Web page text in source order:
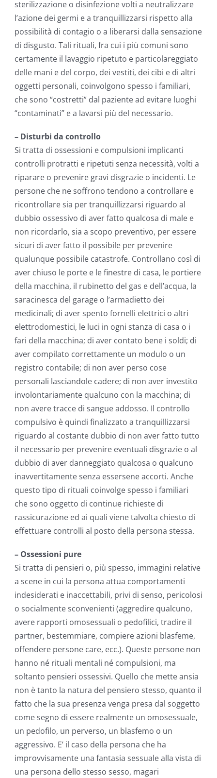
sterilizzazione o disinfezione volti a neutralizzare
l’azione dei germi e a tranquillizzarsi rispetto alla
possibilità di contagio o a liberarsi dalla sensazione
di disgusto. Tali rituali, fra cui i più comuni sono
certamente il lavaggio ripetuto e particolareggiato
delle mani e del corpo, dei vestiti, dei cibi e di altri
oggetti personali, coinvolgono spesso i familiari,
che sono “costretti” dal paziente ad evitare luoghi
“contaminati” e a lavarsi più del necessario.
– Disturbi da controllo
Si tratta di ossessioni e compulsioni implicanti
controlli protratti e ripetuti senza necessità, volti a
riparare o prevenire gravi disgrazie o incidenti. Le
persone che ne soffrono tendono a controllare e
ricontrollare sia per tranquillizzarsi riguardo al
dubbio ossessivo di aver fatto qualcosa di male e
non ricordarlo, sia a scopo preventivo, per essere
sicuri di aver fatto il possibile per prevenire
qualunque possibile catastrofe. Controllano così di
aver chiuso le porte e le finestre di casa, le portiere
della macchina, il rubinetto del gas e dell’acqua, la
saracinesca del garage o l’armadietto dei
medicinali; di aver spento fornelli elettrici o altri
elettrodomestici, le luci in ogni stanza di casa o i
fari della macchina; di aver contato bene i soldi; di
aver compilato correttamente un modulo o un
registro contabile; di non aver perso cose
personali lasciandole cadere; di non aver investito
involontariamente qualcuno con la macchina; di
non avere tracce di sangue addosso. Il controllo
compulsivo è quindi finalizzato a tranquillizzarsi
riguardo al costante dubbio di non aver fatto tutto
il necessario per prevenire eventuali disgrazie o al
dubbio di aver danneggiato qualcosa o qualcuno
inavvertitamente senza essersene accorti. Anche
questo tipo di rituali coinvolge spesso i familiari
che sono oggetto di continue richieste di
rassicurazione ed ai quali viene talvolta chiesto di
effettuare controlli al posto della persona stessa.
– Ossessioni pure
Si tratta di pensieri o, più spesso, immagini relative
a scene in cui la persona attua comportamenti
indesiderati e inaccettabili, privi di senso, pericolosi
o socialmente sconvenienti (aggredire qualcuno,
avere rapporti omosessuali o pedofilici, tradire il
partner, bestemmiare, compiere azioni blasfeme,
offendere persone care, ecc.). Queste persone non
hanno né rituali mentali né compulsioni, ma
soltanto pensieri ossessivi. Quello che mette ansia
non è tanto la natura del pensiero stesso, quanto il
fatto che la sua presenza venga presa dal soggetto
come segno di essere realmente un omosessuale,
un pedofilo, un perverso, un blasfemo o un
aggressivo. E’ il caso della persona che ha
improvvisamente una fantasia sessuale alla vista di
una persona dello stesso sesso, magari